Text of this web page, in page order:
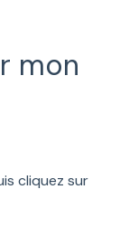
mon
cliquez sur